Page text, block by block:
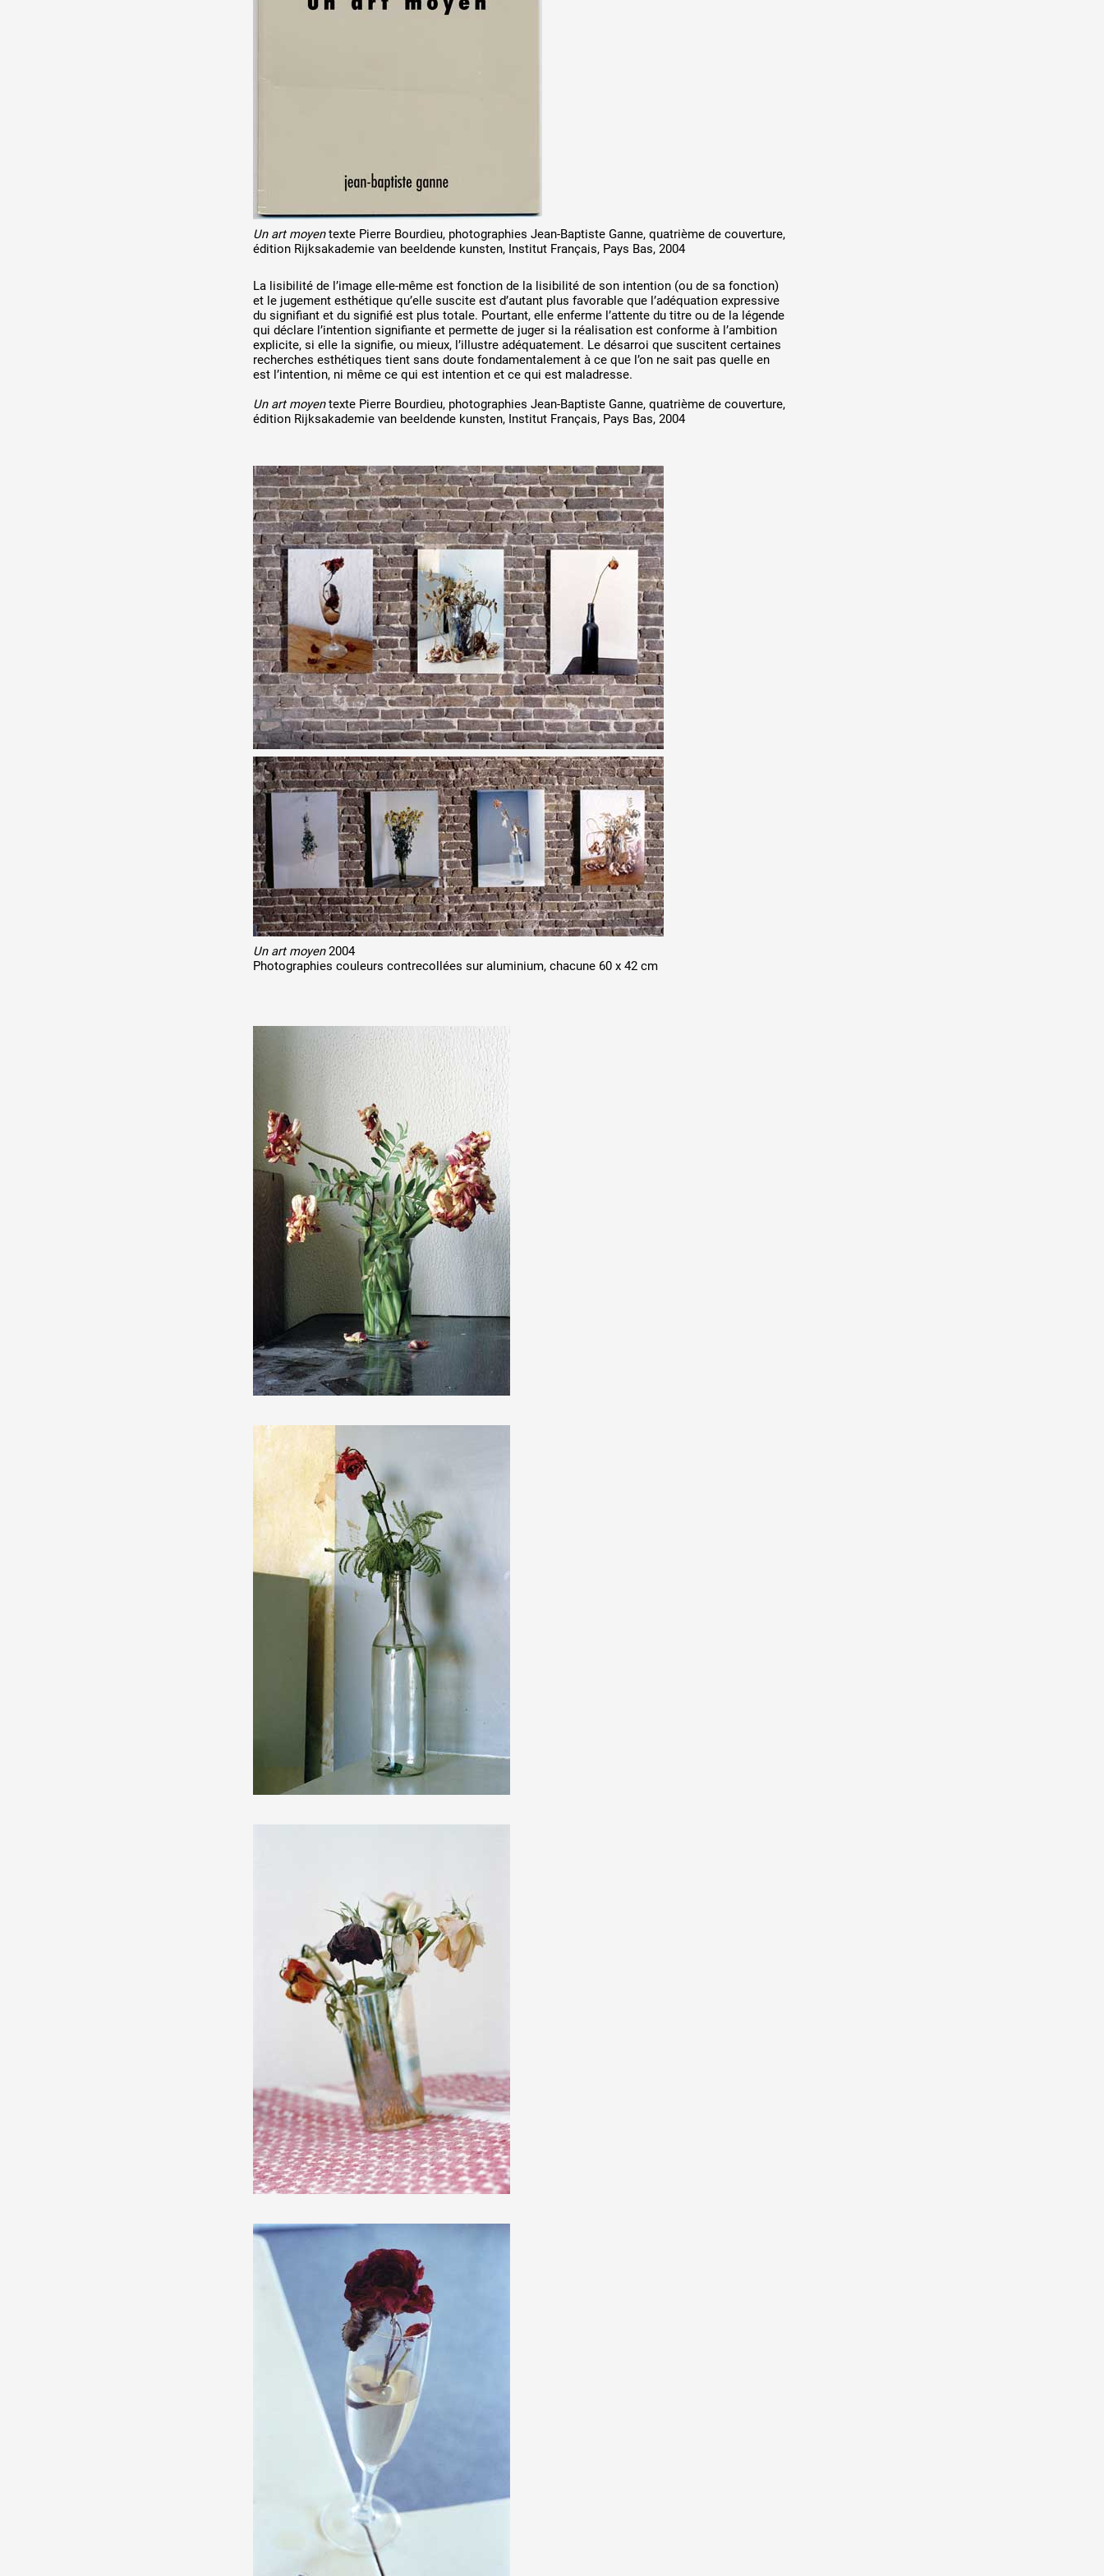
Réseau documents d'artistes
Un art moyentexte Pierre Bourdieu, photographies Jean-Baptiste Ganne, quatrième de couverture,
édition Rijksakademie van beeldende kunsten, Institut Français, Pays Bas, 2004
La lisibilité de l’image elle-même est fonction de la lisibilité de son intention (ou de sa fonction)
et le jugement esthétique qu’elle suscite est d’autant plus favorable que l’adéquation expressive
du signifiant et du signifié est plus totale. Pourtant, elle enferme l’attente du titre ou de la légende
qui déclare l’intention signifiante et permette de juger si la réalisation est conforme à l’ambition
explicite, si elle la signifie, ou mieux, l’illustre adéquatement. Le désarroi que suscitent certaines
recherches esthétiques tient sans doute fondamentalement à ce que l’on ne sait pas quelle en
est l’intention, ni même ce qui est intention et ce qui est maladresse.
Un art moyentexte Pierre Bourdieu, photographies Jean-Baptiste Ganne, quatrième de couverture,
édition Rijksakademie van beeldende kunsten, Institut Français, Pays Bas, 2004
Un art moyen2004
Photographies couleurs contrecollées sur aluminium, chacune 60 x 42 cm